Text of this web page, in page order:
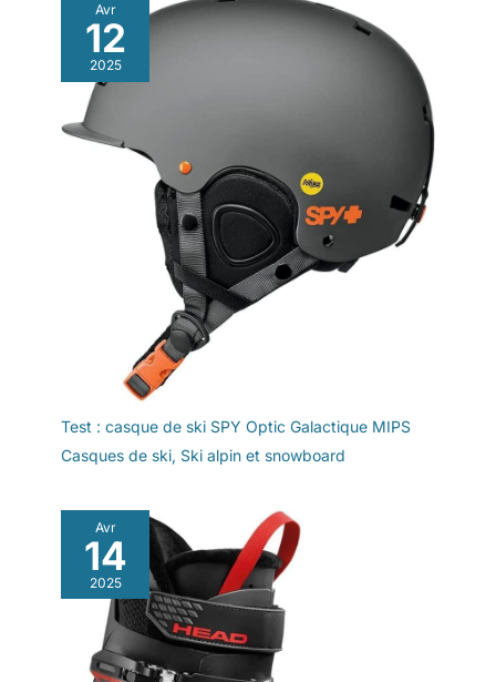
Avr
12
2025
Test : casque de ski SPY Optic Galactique MIPS
Casques de ski, Ski alpin et snowboard
Avr
14
2025